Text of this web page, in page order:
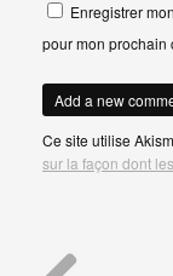
Enregistrer
pour mon prochain
Ce site utilise
sur la façon dont